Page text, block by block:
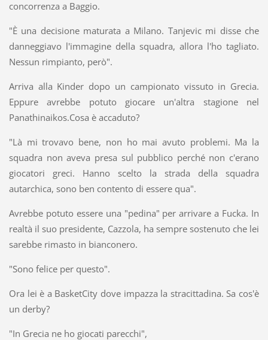
concorrenza a Baggio.
"È una decisione maturata a Milano. Tanjevic mi disse che
danneggiavo l'immagine della squadra, allora l'ho tagliato.
Nessun rimpianto, però".
Arriva alla Kinder dopo un campionato vissuto in Grecia.
Eppure avrebbe potuto giocare un'altra stagione nel
Panathinaikos.Cosa è accaduto?
"Là mi trovavo bene, non ho mai avuto problemi. Ma la
squadra non aveva presa sul pubblico perché non c'erano
giocatori greci. Hanno scelto la strada della squadra
autarchica, sono ben contento di essere qua".
Avrebbe potuto essere una "pedina" per arrivare a Fucka. In
realtà il suo presidente, Cazzola, ha sempre sostenuto che lei
sarebbe rimasto in bianconero.
"Sono felice per questo".
Ora lei è a BasketCity dove impazza la stracittadina. Sa cos'è
un derby?
"In Grecia ne ho giocati parecchi",